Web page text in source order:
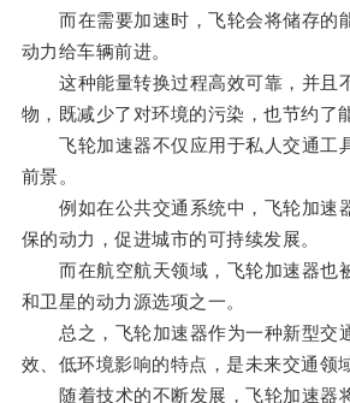
而在需要加速时，飞轮会将储存的
动力给车辆前进。
这种能量转换过程高效可靠，并且
物，既减少了对环境的污染，也节约了
飞轮加速器不仅应用于私人交通工
前景。
例如在公共交通系统中，飞轮加速
保的动力，促进城市的可持续发展。
而在航空航天领域，飞轮加速器也
和卫星的动力源选项之一。
总之，飞轮加速器作为一种新型交
效、低环境影响的特点，是未来交通领
随着技术的不断发展，飞轮加速器